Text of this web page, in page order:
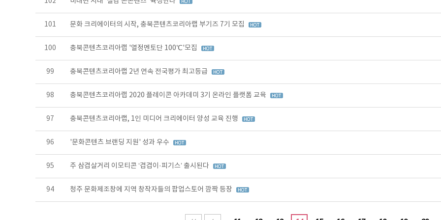
101 문화 크리에이터의 시작, 충북콘텐츠코리아랩 부기즈 7기 모집
100 충북콘텐츠코리아랩 '열정멘토단 100℃'모집
99 충북콘텐츠코리아랩 2년 연속 전국평가 최고등급
98 충북콘텐츠코리아랩 2020 플레이콘 아카데미 3기 온라인 플랫폼 교육
97 충북콘텐츠코리아랩, 1인 미디어 크리에이터 양성 교육 진행
96 '문화콘텐츠 브랜딩 지원' 성과 우수
95 주 삼겹살거리 이모티콘 ‘겹겹이·피기스’ 출시된다
94 청주 문화제조창에 지역 창작자들의 팝업스토어 깜짝 등장